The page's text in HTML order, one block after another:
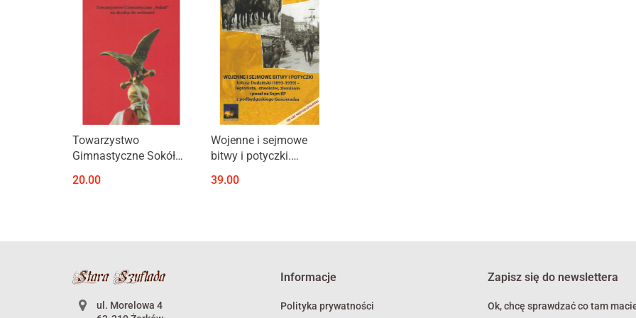
Produkt niedostępny
Towarzystwo
Gimnastyczne Sokół
20.00
Produkt niedostępny
Wojenne i sejmowe
bitwy i potyczki.
(1893-1939) -
39.00
ul. Morelowa 4
Informacje
Polityka prywatności
Zapisz się do newslettera
Ok, chcę sprawdzać co tam